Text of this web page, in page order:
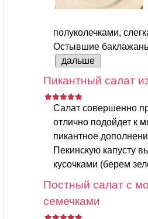
полуколечками,
Остывшие
дальше
Пикантный салат
Салат совершенно
отлично подойдет к
пикантное
Пекинскую капусту
кусочками (берем
Постный салат с
семечками